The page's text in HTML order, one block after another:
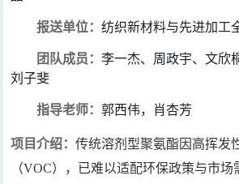
报送单位：纺织新材料与先进加工
团队成员 ：李一杰、周政宇、文欣
刘子斐
指导老师：郭西伟，肖杏芳
项目介绍：传统溶剂型聚氨酯因高挥发
（VOC），已难以适配环保政策与市场